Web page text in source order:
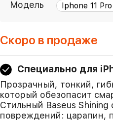
Модель
Скоро в продаже
Специально для
Прозрачный, тонкий,
который обезопасит
Стильный Baseus
повреждений: царапин,